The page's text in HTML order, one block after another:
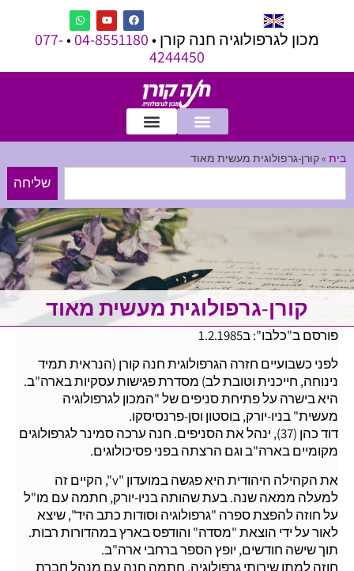
מכון לגרפולוגיה חנה קורן •04-8551180
•
077-
4244450
בית »קורן-גרפולוגית מעשית מאוד
שליחה
קורן-גרפולוגית מעשית מאוד
פורסם ב"כלבו": ב1.2.1985
לפני כשבועיים חזרה הגרפולוגית חנה קורן (הנראית תמיד
נינוחה, חייכנית וטובת לב) מסדרת פגישות עסקיות בארה"ב.
היא בישרה על פתיחת סניפים של "המכון לגרפולוגיה
מעשית" בניו-יורק, בוסטון וסן-פרנסיסקו.
דוד כהן (37), ינהל את הסניפים. חנה ערכה סמינר לגרפולוגים
מקומיים בארה"ב וגם הרצתה בפני פסיכולוגים.
את הקהילה היהודית היא פגשה במועדון "v", הקיים זה
למעלה ממאה שנה. בעת שהותה בניו-יורק, חתמה עם מו"ל
על חוזה להפצת ספרה "גרפולוגיה וסודות כתב היד", שיצא
לאור על ידי הוצאת "מסדה" והודפס בארץ במהדורות רבות.
תוך שישה חודשים, יופץ הספר ברחבי ארה"ב.
חוזה למתן שירותי גרפולוגיה, חתמה חנה עם מנהל חברת